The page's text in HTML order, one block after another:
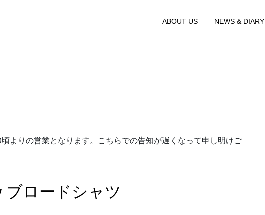
ABOUT US NEWS & DIARY
よりの営業となります。こちらでの告知が遅くなって申し明けご
ブロードシャツ